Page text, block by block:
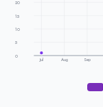
20
15
10
5
0
Jul Aug Sep